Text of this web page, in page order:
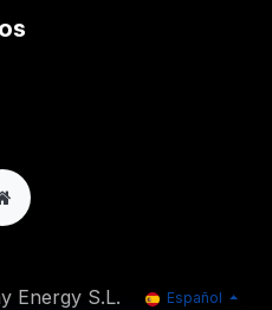
Energy S.L. Español